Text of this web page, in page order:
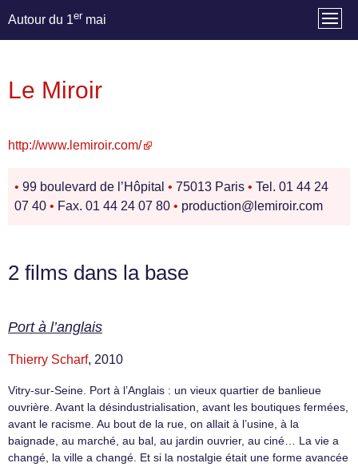
Autour du 1er mai
Le Miroir
http://www.lemiroir.com/
• 99 boulevard de l’Hôpital • 75013 Paris • Tel. 01 44 24
07 40 • Fax. 01 44 24 07 80 • production@lemiroir.com
2 films dans la base
Port à l’anglais
Thierry Scharf, 2010
Vitry-sur-Seine. Port à l’Anglais : un vieux quartier de banlieue
ouvrière. Avant la désindustrialisation, avant les boutiques fermées,
avant le racisme. Au bout de la rue, on allait à l’usine, à la
baignade, au marché, au bal, au jardin ouvrier, au ciné… La vie a
changé, la ville a changé. Et si la nostalgie était une forme avancée